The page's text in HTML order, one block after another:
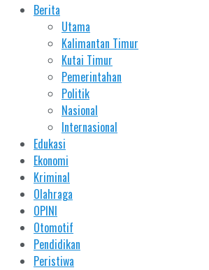
Berita
Utama
Kalimantan Timur
Kutai Timur
Pemerintahan
Politik
Nasional
Internasional
Edukasi
Ekonomi
Kriminal
Olahraga
OPINI
Otomotif
Pendidikan
Peristiwa